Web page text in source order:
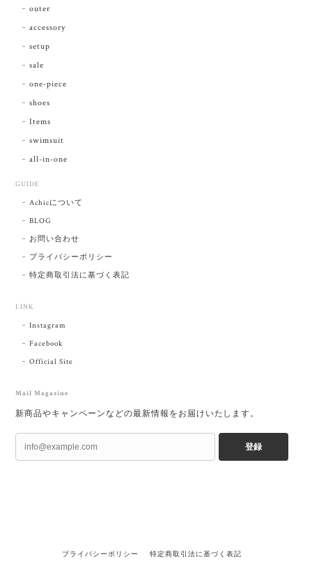
outer
accessory
setup
sale
one-piece
shoes
Items
swimsuit
all-in-one
GUIDE
Achicについて
BLOG
お問い合わせ
プライバシーポリシー
特定商取引法に基づく表記
LINK
Instagram
Facebook
Official Site
Mail Magazine
新商品やキャンペーンなどの最新情報をお届けいたします。
登録
プライバシーポリシー 特定商取引法に基づく表記